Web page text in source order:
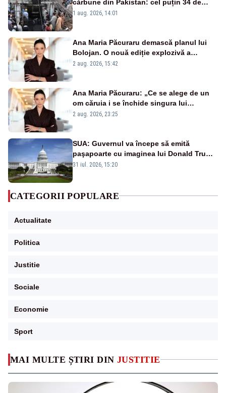
MAI MULTE ȘTIRI DIN JUSTITIE
cărbune din Pakistan: cel puțin 34 de
morți - VIDEO
1 aug. 2026, 14:01
Ana Maria Păcuraru demască planul lui
Bolojan. O nouă ediție explozivă a
emisiunii „Miza Zilei” la Realitatea PLUS
2 aug. 2026, 15:42
Ana Maria Păcuraru: „Ce se alege de un
om căruia i se închide singura lui
portiță?”
2 aug. 2026, 23:25
SUA: Guvernul va începe să emită
paşapoarte cu imaginea lui Donald Trump
începând cu 8 august
31 iul. 2026, 15:20
CATEGORII POPULARE
Actualitate
Politica
Justitie
Sociale
Economie
Sport